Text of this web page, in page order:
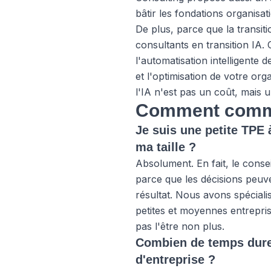
bâtir les fondations
De plus, parce que la
consultants en transition IA.
l'automatisation intelligente
et l'optimisation de votre
l'IA n'est pas un coût, mais
Comment
Je suis une petite TPE
ma taille ?
Absolument. En fait, le
parce que les décisions
résultat. Nous avons
petites et moyennes
pas l'être non plus.
Combien de temps
d'entreprise ?